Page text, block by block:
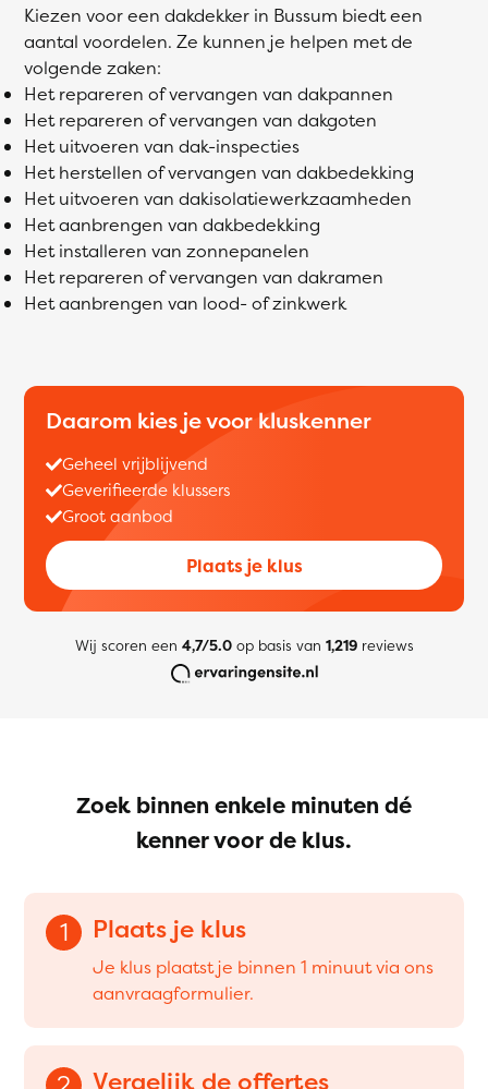
Kiezen voor een dakdekker in Bussum biedt een
aantal voordelen. Ze kunnen je helpen met de
volgende zaken:
Het repareren of vervangen van dakpannen
Het repareren of vervangen van dakgoten
Het uitvoeren van dak-inspecties
Het herstellen of vervangen van dakbedekking
Het uitvoeren van dakisolatiewerkzaamheden
Het aanbrengen van dakbedekking
Het installeren van zonnepanelen
Het repareren of vervangen van dakramen
Het aanbrengen van lood- of zinkwerk
Daarom kies je voor kluskenner
Geheel vrijblijvend
Geverifieerde klussers
Groot aanbod
Plaats je klus
Wij scoren een 4,7/5.0op basis van 1,219reviews
Zoek binnen enkele minuten dé
kenner voor de klus.
1 Plaats je klus
Je klus plaatst je binnen 1 minuut via ons
aanvraagformulier.
Vergelijk de offertes